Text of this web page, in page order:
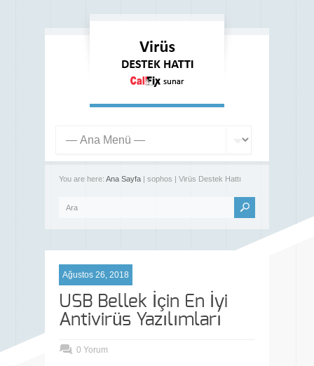
You are here: Ana Sayfa | sophos | Virüs Destek Hattı
Ağustos 26, 2018
USB Bellek İçin En İyi
Antivirüs Yazılımları
0 Yorum